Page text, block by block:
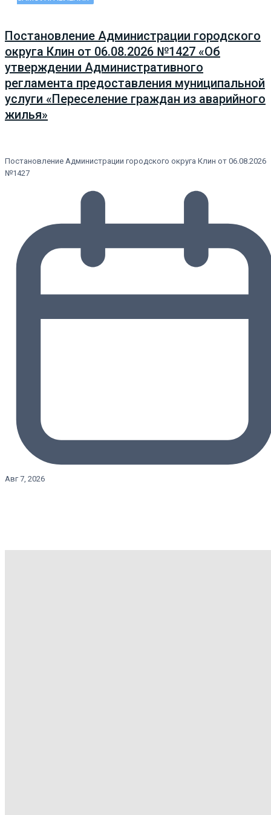
Постановление Администрации городского
округа Клин от 06.08.2026 №1427 «Об
утверждении Административного
регламента предоставления муниципальной
услуги «Переселение граждан из аварийного
жилья»
Постановление Администрации городского округа Клин от 06.08.2026
№1427
Авг 7, 2026